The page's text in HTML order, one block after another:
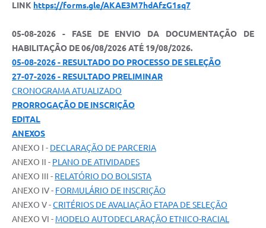
LINK https://forms.gle/AKAE3M7hdAfzG1sq7
05-08-2026 - FASE DE ENVIO DA DOCUMENTAÇÃO DE
HABILITAÇÃO DE 06/08/2026 ATÉ 19/08/2026.
05-08-2026 - RESULTADO DO PROCESSO DE SELEÇÃO
27-07-2026 - RESULTADO PRELIMINAR
CRONOGRAMA ATUALIZADO
PRORROGAÇÃO DE INSCRIÇÃO
EDITAL
ANEXOS
ANEXO I - DECLARAÇÃO DE PARCERIA
ANEXO II - PLANO DE ATIVIDADES
ANEXO III - RELATÓRIO DO BOLSISTA
ANEXO IV - FORMULÁRIO DE INSCRIÇÃO
ANEXO V -CRITÉRIOS DE AVALIAÇÃO ETAPA DE SELEÇÃO
ANEXO VI - MODELO AUTODECLARAÇÃO ETNICO-RACIAL